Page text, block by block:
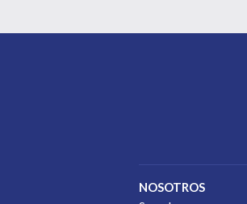
NOSOTROS